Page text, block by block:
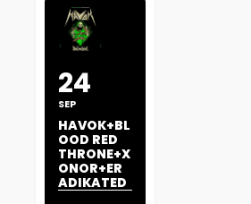
24
SEP
HAVOK+BL
OOD RED
THRONE+X
ONOR+ER
ADIKATED